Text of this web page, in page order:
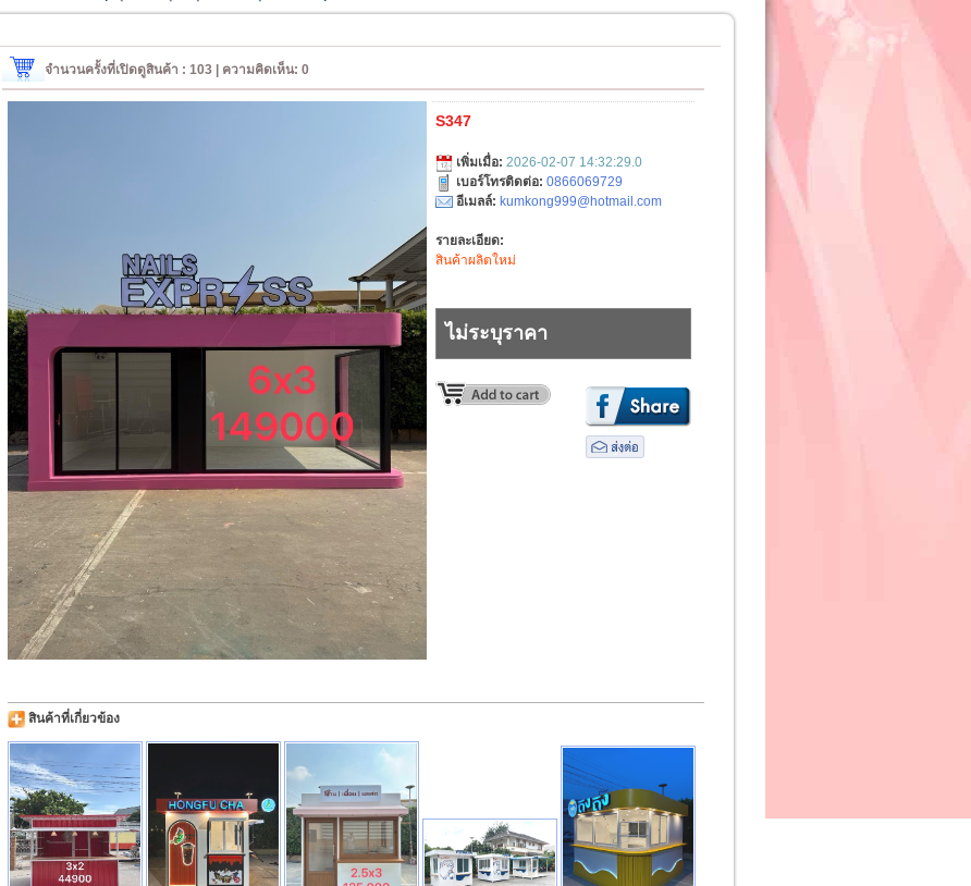
จำนวนครั้งที่เปิดดูสินค้า : 103 | ความคิดเห็น: 0
S347
เพิ่มเมื่อ: 2026-02-07 14:32:29.0
เบอร์โทรติดต่อ: 0866069729
อีเมลล์: kumkong999@hotmail.com
รายละเอียด:
สินค้าผลิตใหม่
ไม่ระบุราคา
สินค้าที่เกี่ยวข้อง